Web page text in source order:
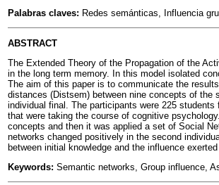
Palabras claves: Redes semánticas, Influencia
ABSTRACT
The Extended Theory of the Propagation of the
in the long term memory. In this model isolated
The aim of this paper is to communicate the
distances (Distsem) between nine concepts of
individual final. The participants were 225
that were taking the course of cognitive
concepts and then it was applied a set of Social
networks changed positively in the second
between initial knowledge and the influence
Keywords: Semantic networks, Group influence,